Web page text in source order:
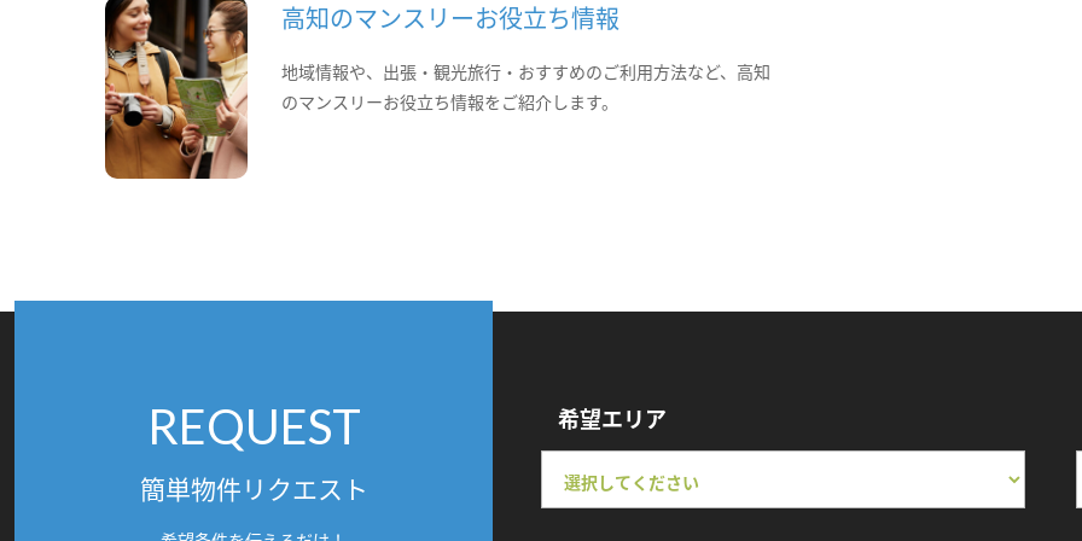
高知のマンスリーお役立ち情報
地域情報や、出張・観光旅行・おすすめのご利用方法など、高知
のマンスリーお役立ち情報をご紹介します。
REQUEST
簡単物件リクエスト
希望エリア